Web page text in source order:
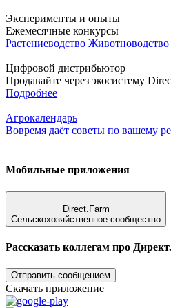
Эксперименты и опыты
Ежемесячные конкурсы
Растениеводство Животноводство
Цифровой дистрибьютор
Продавайте через экосистему
Подробнее
Агрокалендарь
Вовремя даёт советы по вашему
Мобильные приложения
Direct.Farm
Сельскохозяйственное сообщество
Рассказать коллегам про
Отправить сообщением
Скачать приложение